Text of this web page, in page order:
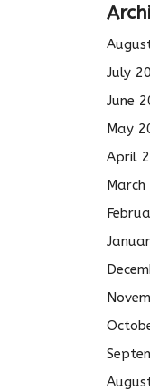
July
June
May
April
March